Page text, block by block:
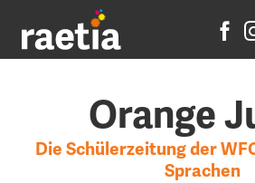
Orange
Die Schülerzeitung der
Sprachen